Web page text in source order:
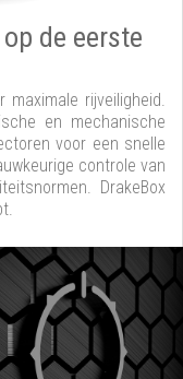
de eerste
rijveiligheid.
en mechanische
voor een snelle
controle van
DrakeBox